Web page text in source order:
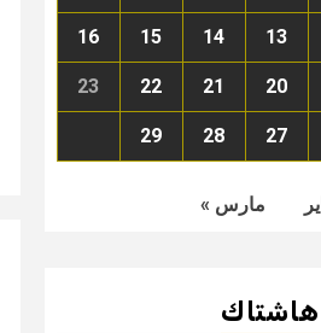
13
14
15
16
20
21
22
23
27
28
29
مارس »
هاشتاك